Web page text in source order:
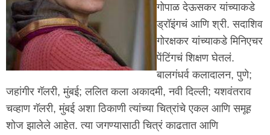
गोपाळ देऊसकर यांच्याकडे
ड्रॉइंगचं आणि श्री. सदाशिव
गोरक्षकर यांच्याकडे मिनिएचर
पेंटिंगचं शिक्षण घेतलं.
बालगंधर्व कलादालन, पुणे;
जहांगीर गॅलरी, मुंबई; ललित कला अकादमी, नवी दिल्ली; यशवंतराव
चव्हाण गॅलरी, मुंबई अशा ठिकाणी त्यांच्या चित्रांचे एकल आणि समूह
शोज झालेले आहेत. त्या जगण्यासाठी चित्रं काढतात आणि